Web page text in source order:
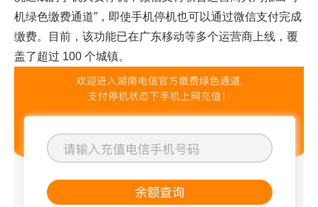
机绿色缴费通道”，即使手机停机也可以通过微信支付完成
缴费。目前，该功能已在广东移动等多个运营商上线，覆
盖了超过 100 个城镇。